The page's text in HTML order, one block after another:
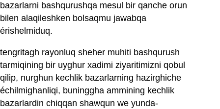
bazarlarni bashqurushqa mesul bir qanche orun
bilen alaqileshken bolsaqmu jawabqa
érishelmiduq.
tengritagh rayonluq sheher muhiti bashqurush
tarmiqining bir uyghur xadimi ziyaritimizni qobul
qilip, nurghun kechlik bazarlarning hazirghiche
échilmighanliqi, buninggha ammining kechlik
bazarlardin chiqqan shawqun we yunda-